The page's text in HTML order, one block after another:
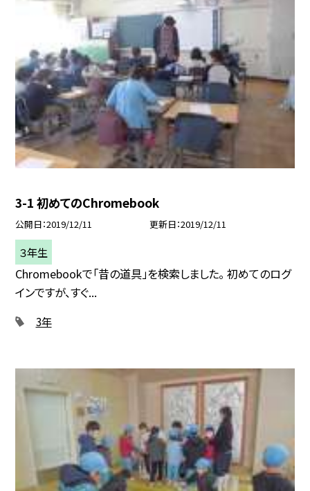
3-1 初めてのChromebook
公開日 2019/12/11 更新日 2019/12/11
３年生
Chromebookで「昔の道具」を検索しました。 初めてのログ
インですが、すぐ...
3年